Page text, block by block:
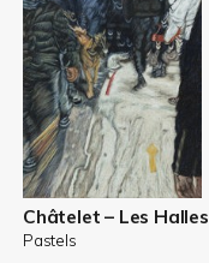
Châtelet – Les Halles
Pastels